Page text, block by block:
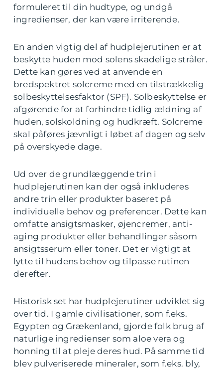
formuleret til din hudtype, og undgå
ingredienser, der kan være irriterende.
En anden vigtig del af hudplejerutinen er at
beskytte huden mod solens skadelige stråler.
Dette kan gøres ved at anvende en
bredspektret solcreme med en tilstrækkelig
solbeskyttelsesfaktor (SPF). Solbeskyttelse er
afgørende for at forhindre tidlig ældning af
huden, solskoldning og hudkræft. Solcreme
skal påføres jævnligt i løbet af dagen og selv
på overskyede dage.
Ud over de grundlæggende trin i
hudplejerutinen kan der også inkluderes
andre trin eller produkter baseret på
individuelle behov og preferencer. Dette kan
omfatte ansigtsmasker, øjencremer, anti-
aging produkter eller behandlinger såsom
ansigtsserum eller toner. Det er vigtigt at
lytte til hudens behov og tilpasse rutinen
derefter.
Historisk set har hudplejerutiner udviklet sig
over tid. I gamle civilisationer, som f.eks.
Egypten og Grækenland, gjorde folk brug af
naturlige ingredienser som aloe vera og
honning til at pleje deres hud. På samme tid
blev pulveriserede mineraler, som f.eks. bly,